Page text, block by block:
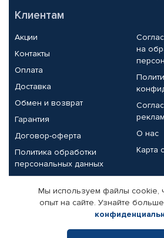
Клиентам
Акции
Контакты
Оплата
Доставка
Обмен и возврат
Гарантия
Договор-оферта
Политика обработки
персональных данных
на
О нас
Карта
Партнерам
Корпоративным клиентам
Поставщикам
Мы используем файлы cookie,
опыт на сайте. Узнайте